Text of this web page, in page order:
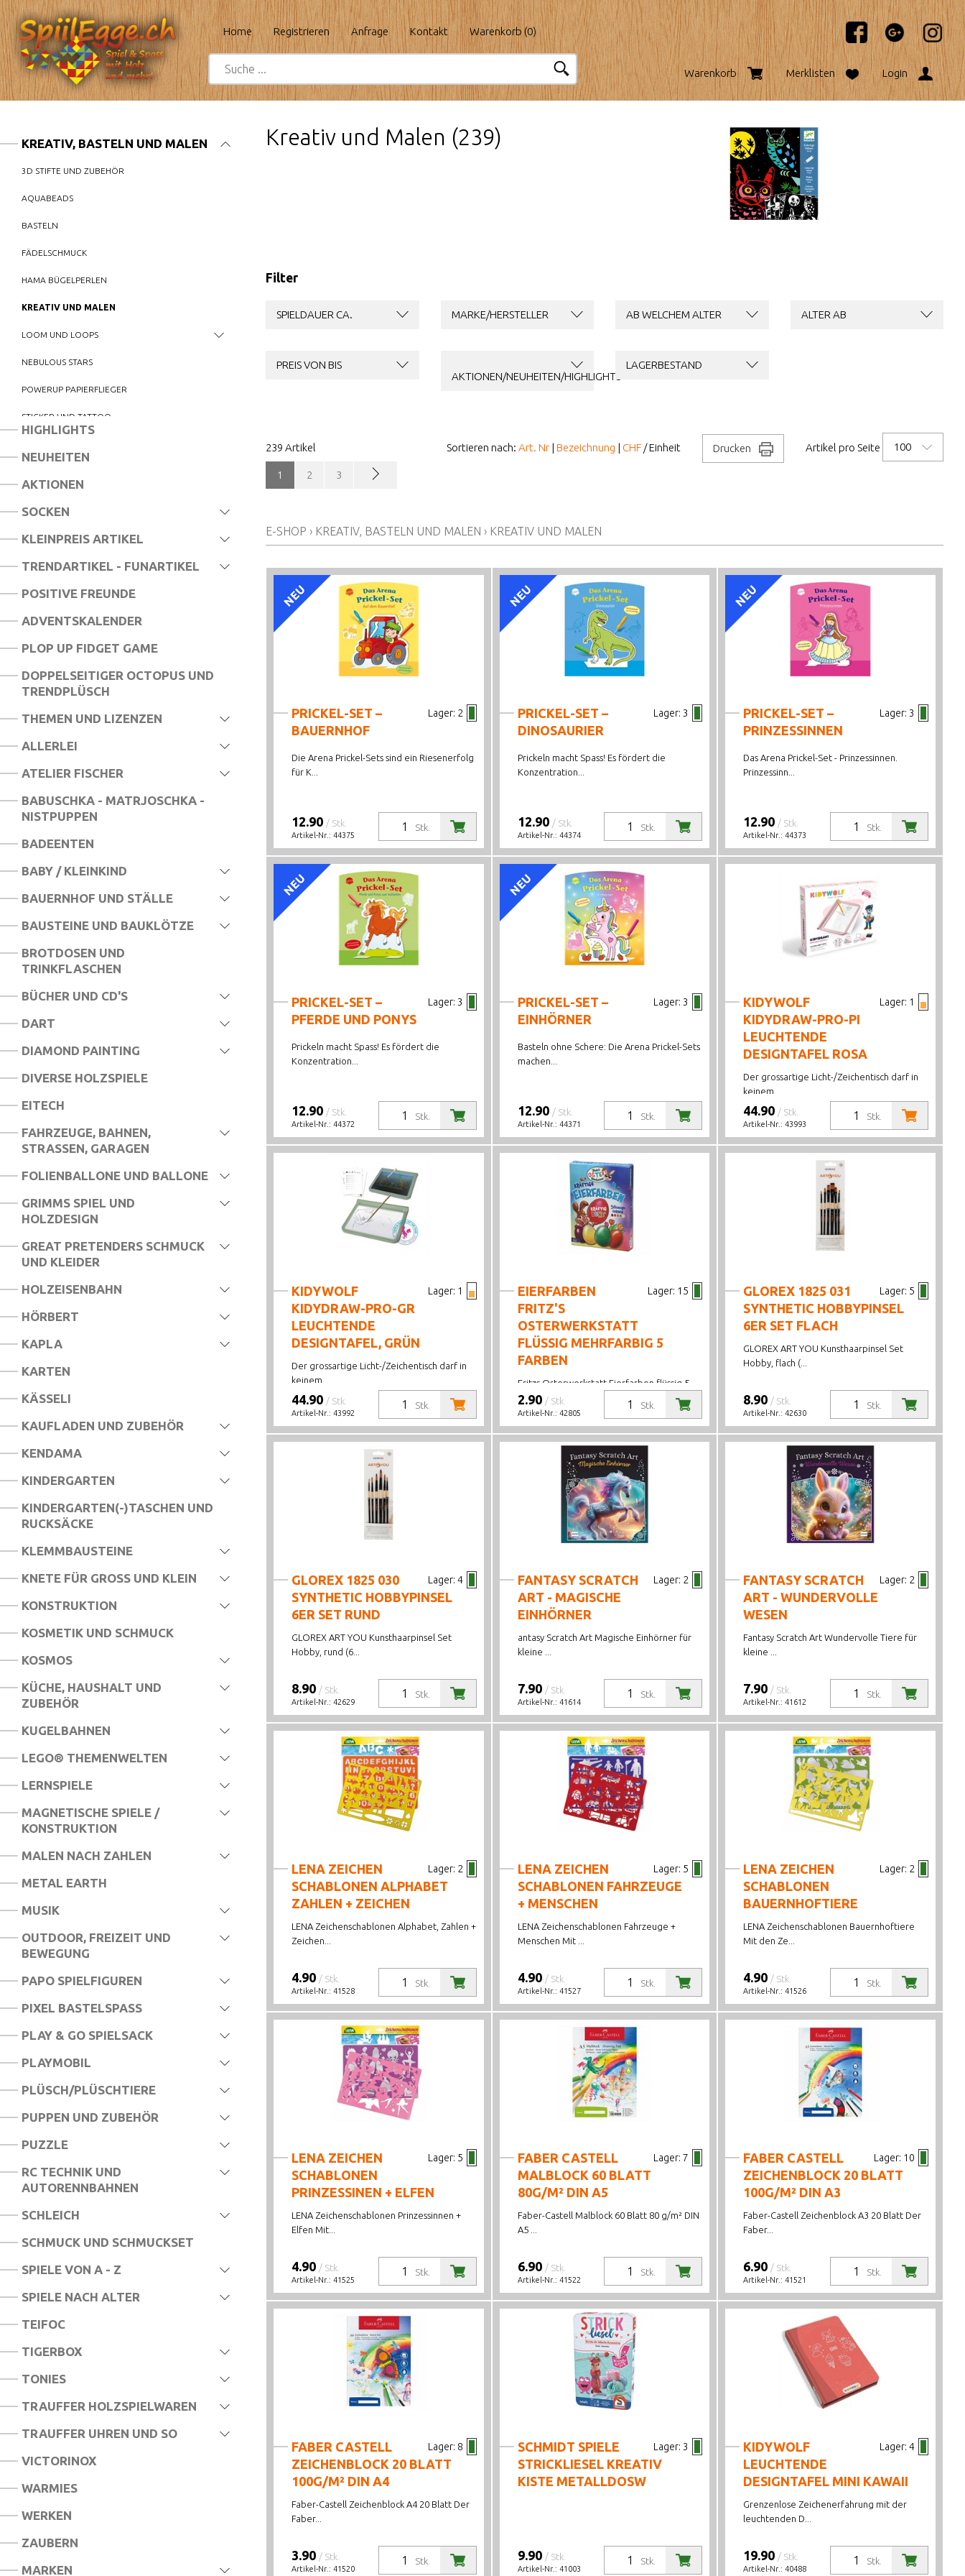
Home Registrieren Anfrage Kontakt Warenkorb (0)
Warenkorb Merklisten Login
HIGHLIGHTS
NEUHEITEN
AKTIONEN
SOCKEN
KLEINPREIS ARTIKEL
TRENDARTIKEL - FUNARTIKEL
POSITIVE FREUNDE
ADVENTSKALENDER
PLOP UP FIDGET GAME
DOPPELSEITIGER OCTOPUS UND
TRENDPLÜSCH
THEMEN UND LIZENZEN
ALLERLEI
ATELIER FISCHER
BABUSCHKA - MATRJOSCHKA -
NISTPUPPEN
BADEENTEN
BABY / KLEINKIND
BAUERNHOF UND STÄLLE
BAUSTEINE UND BAUKLÖTZE
BROTDOSEN UND
TRINKFLASCHEN
BÜCHER UND CD'S
DART
DIAMOND PAINTING
DIVERSE HOLZSPIELE
EITECH
FAHRZEUGE, BAHNEN,
STRASSEN, GARAGEN
FOLIENBALLONE UND BALLONE
GRIMMS SPIEL UND
HOLZDESIGN
GREAT PRETENDERS SCHMUCK
UND KLEIDER
HOLZEISENBAHN
HÖRBERT
KAPLA
KARTEN
KÄSSELI
KAUFLADEN UND ZUBEHÖR
KENDAMA
KINDERGARTEN
KINDERGARTEN(-)TASCHEN UND
RUCKSÄCKE
KLEMMBAUSTEINE
KNETE FÜR GROSS UND KLEIN
KONSTRUKTION
KOSMETIK UND SCHMUCK
KOSMOS
KREATIV, BASTELN UND MALEN
3D STIFTE UND ZUBEHÖR
AQUABEADS
BASTELN
FÄDELSCHMUCK
HAMA BÜGELPERLEN
KREATIV UND MALEN
LOOM UND LOOPS
NEBULOUS STARS
POWERUP PAPIERFLIEGER
STICKER UND TATTOO
KÜCHE, HAUSHALT UND
ZUBEHÖR
KUGELBAHNEN
LEGO® THEMENWELTEN
LERNSPIELE
MAGNETISCHE SPIELE /
KONSTRUKTION
MALEN NACH ZAHLEN
METAL EARTH
MUSIK
OUTDOOR, FREIZEIT UND
BEWEGUNG
PAPO SPIELFIGUREN
PIXEL BASTELSPASS
PLAY & GO SPIELSACK
PLAYMOBIL
PLÜSCH/PLÜSCHTIERE
PUPPEN UND ZUBEHÖR
PUZZLE
RC TECHNIK UND
AUTORENNBAHNEN
SCHLEICH
SCHMUCK UND SCHMUCKSET
SPIELE VON A - Z
SPIELE NACH ALTER
TEIFOC
TIGERBOX
TONIES
TRAUFFER HOLZSPIELWAREN
TRAUFFER UHREN UND SO
VICTORINOX
WARMIES
WERKEN
ZAUBERN
MARKEN
Kreativ und Malen (239)
Filter
SPIELDAUER CA. MARKE/HERSTELLER AB WELCHEM ALTER ALTER AB
PREIS VON BIS
AKTIONEN/NEUHEITEN/HIGHLIGHTS
LAGERBESTAND
Artikel pro Seite 100
Drucken
Sortieren nach: Art. Nr | Bezeichnung | CHF / Einheit
239 Artikel
1 2 3
E-SHOP › KREATIV, BASTELN UND MALEN › KREATIV UND MALEN
NEU
Lager: 2
PRICKEL-SET –
BAUERNHOF
Die Arena Prickel-Sets sind ein Riesenerfolg
für K...
Stk.
12.90 / Stk.
Artikel-Nr.: 44375
NEU
Lager: 3
PRICKEL-SET –
DINOSAURIER
Prickeln macht Spass! Es fördert die
Konzentration...
Stk.
12.90 / Stk.
Artikel-Nr.: 44374
NEU
Lager: 3
PRICKEL-SET –
PRINZESSINNEN
Das Arena Prickel-Set - Prinzessinnen.
Prinzessinn...
Stk.
12.90 / Stk.
Artikel-Nr.:44373
NEU
Lager: 3
PRICKEL-SET –
PFERDE UND PONYS
Prickeln macht Spass! Es fördert die
Konzentration...
Stk.
12.90 / Stk.
Artikel-Nr.: 44372
NEU
Lager: 3
PRICKEL-SET –
EINHÖRNER
Basteln ohne Schere: Die Arena Prickel-Sets
machen...
Stk.
12.90 / Stk.
Artikel-Nr.: 44371
Lager: 1
KIDYWOLF
KIDYDRAW-PRO-PI
LEUCHTENDE
DESIGNTAFEL ROSA
Der grossartige Licht-/Zeichentisch darf in
keinem...
Stk.
44.90 / Stk.
Artikel-Nr.:43993
Lager: 1
KIDYWOLF
KIDYDRAW-PRO-GR
LEUCHTENDE
DESIGNTAFEL, GRÜN
Der grossartige Licht-/Zeichentisch darf in
keinem...
Stk.
44.90 / Stk.
Artikel-Nr.: 43992
Lager: 15
EIERFARBEN
FRITZ'S
OSTERWERKSTATT
FLÜSSIG MEHRFARBIG 5
FARBEN
Fritzs Osterwerkstatt Eierfarben flüssig 5
Farben ...
Stk.
2.90 / Stk.
Artikel-Nr.: 42805
Lager: 5
GLOREX 1825 031
SYNTHETIC HOBBYPINSEL
6ER SET FLACH
GLOREX ART YOU Kunsthaarpinsel Set
Hobby, flach (...
Stk.
8.90 / Stk.
Artikel-Nr.:42630
Lager: 4
GLOREX 1825 030
SYNTHETIC HOBBYPINSEL
6ER SET RUND
GLOREX ART YOU Kunsthaarpinsel Set
Hobby, rund (6...
Stk.
8.90 / Stk.
Artikel-Nr.: 42629
Lager: 2
FANTASY SCRATCH
ART - MAGISCHE
EINHÖRNER
antasy Scratch Art Magische Einhörner für
kleine ...
Stk.
7.90 / Stk.
Artikel-Nr.: 41614
Lager: 2
FANTASY SCRATCH
ART - WUNDERVOLLE
WESEN
Fantasy Scratch Art Wundervolle Tiere für
kleine ...
Stk.
7.90 / Stk.
Artikel-Nr.:41612
Lager: 2
LENA ZEICHEN
SCHABLONEN ALPHABET
ZAHLEN + ZEICHEN
LENA Zeichenschablonen Alphabet, Zahlen +
Zeichen...
Stk.
4.90 / Stk.
Artikel-Nr.: 41528
Lager: 5
LENA ZEICHEN
SCHABLONEN FAHRZEUGE
+ MENSCHEN
LENA Zeichenschablonen Fahrzeuge +
Menschen Mit ...
Stk.
4.90 / Stk.
Artikel-Nr.: 41527
Lager: 2
LENA ZEICHEN
SCHABLONEN
BAUERNHOFTIERE
LENA Zeichenschablonen Bauernhoftiere
Mit den Ze...
Stk.
4.90 / Stk.
Artikel-Nr.:41526
Lager: 5
LENA ZEICHEN
SCHABLONEN
PRINZESSINEN + ELFEN
LENA Zeichenschablonen Prinzessinnen +
Elfen Mit...
Stk.
4.90 / Stk.
Artikel-Nr.: 41525
Lager: 7
FABER CASTELL
MALBLOCK 60 BLATT
80G/M² DIN A5
Faber-Castell Malblock 60 Blatt 80 g/m² DIN
A5 ...
Stk.
6.90 / Stk.
Artikel-Nr.: 41522
Lager: 10
FABER CASTELL
ZEICHENBLOCK 20 BLATT
100G/M² DIN A3
Faber-Castell Zeichenblock A3 20 Blatt Der
Faber...
Stk.
6.90 / Stk.
Artikel-Nr.:41521
Lager: 8
FABER CASTELL
ZEICHENBLOCK 20 BLATT
100G/M² DIN A4
Faber-Castell Zeichenblock A4 20 Blatt Der
Faber...
Stk.
3.90 / Stk.
Artikel-Nr.: 41520
Lager: 3
SCHMIDT SPIELE
STRICKLIESEL KREATIV
KISTE METALLDOSW
Stk.
9.90 / Stk.
Artikel-Nr.: 41003
Lager: 4
KIDYWOLF
LEUCHTENDE
DESIGNTAFEL MINI KAWAII
Grenzenlose Zeichenerfahrung mit der
leuchtenden D...
Stk.
19.90 / Stk.
Artikel-Nr.:40488